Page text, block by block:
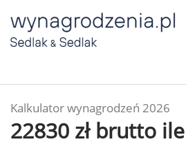
Kalkulator wynagrodzeń 2026
22830 zł brutto